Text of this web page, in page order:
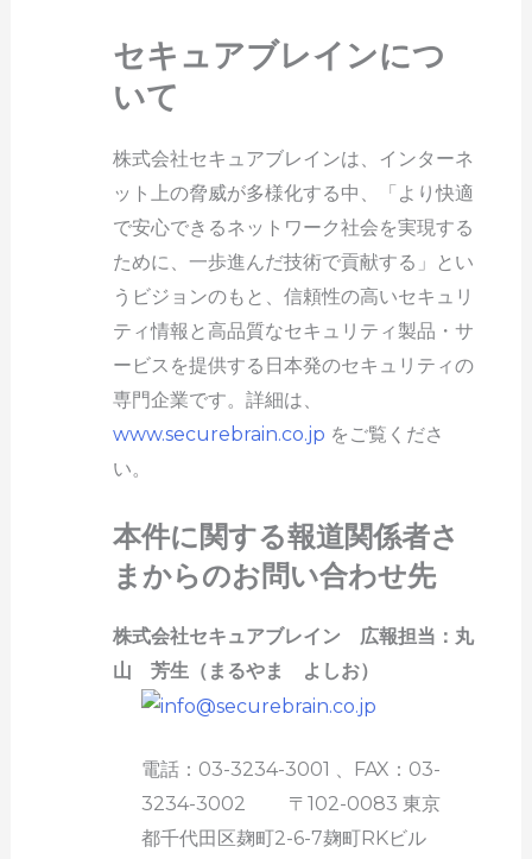
セキュアブレインにつ
いて
株式会社セキュアブレインは、インターネ
ット上の脅威が多様化する中、「より快適
で安心できるネットワーク社会を実現する
ために、一歩進んだ技術で貢献する」とい
うビジョンのもと、信頼性の高いセキュリ
ティ情報と高品質なセキュリティ製品・サ
ービスを提供する日本発のセキュリティの
専門企業です。詳細は、
www.securebrain.co.jp をご覧くださ
い。
本件に関する報道関係者さ
まからのお問い合わせ先
株式会社セキュアブレイン 広報担当：丸
山 芳生（まるやま よしお）
電話：03-3234-3001 、FAX：03-
3234-3002 〒102-0083 東京
都千代田区麹町2-6-7麹町RKビル